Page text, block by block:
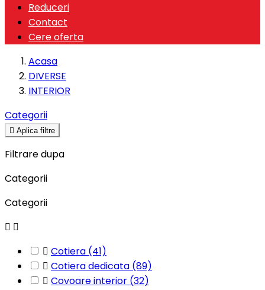
Reduceri
Contact
Cere oferta
Acasa
DIVERSE
INTERIOR
Categorii
 Aplica filtre
Filtrare dupa
Categorii
Categorii
 
 Cotiera (41)
 Cotiera dedicata (89)
 Covoare interior (32)